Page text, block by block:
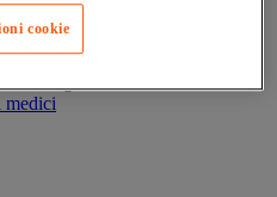
studi medici
medici
cookie